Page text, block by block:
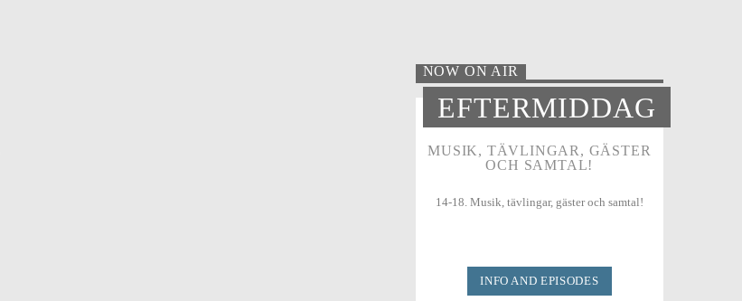
NOW ON AIR
EFTERMIDDAG
MUSIK, TÄVLINGAR, GÄSTER
OCH SAMTAL!
14-18. Musik, tävlingar, gäster och samtal!
INFO AND EPISODES